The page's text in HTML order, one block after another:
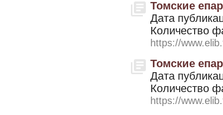
Томские
Дата
Количество
https://
Томские
Дата
Количество
https://